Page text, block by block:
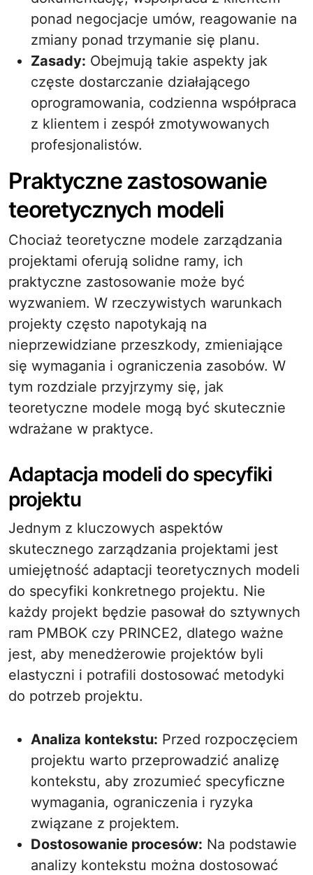
ponad negocjacje umów, reagowanie na
zmiany ponad trzymanie się planu.
Zasady: Obejmują takie aspekty jak
częste dostarczanie działającego
oprogramowania, codzienna współpraca
z klientem i zespół zmotywowanych
profesjonalistów.
Praktyczne zastosowanie
teoretycznych modeli
Chociaż teoretyczne modele zarządzania
projektami oferują solidne ramy, ich
praktyczne zastosowanie może być
wyzwaniem. W rzeczywistych warunkach
projekty często napotykają na
nieprzewidziane przeszkody, zmieniające
się wymagania i ograniczenia zasobów. W
tym rozdziale przyjrzymy się, jak
teoretyczne modele mogą być skutecznie
wdrażane w praktyce.
Adaptacja modeli do specyfiki
projektu
Jednym z kluczowych aspektów
skutecznego zarządzania projektami jest
umiejętność adaptacji teoretycznych modeli
do specyfiki konkretnego projektu. Nie
każdy projekt będzie pasował do sztywnych
ram PMBOK czy PRINCE2, dlatego ważne
jest, aby menedżerowie projektów byli
elastyczni i potrafili dostosować metodyki
do potrzeb projektu.
Analiza kontekstu: Przed rozpoczęciem
projektu warto przeprowadzić analizę
kontekstu, aby zrozumieć specyficzne
wymagania, ograniczenia i ryzyka
związane z projektem.
Dostosowanie procesów: Na podstawie
analizy kontekstu można dostosować